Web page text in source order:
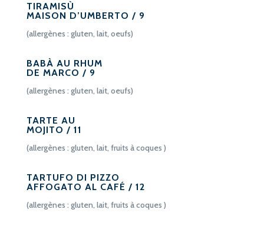
TIRAMISÙ
MAISON D’UMBERTO / 9
(allergènes : gluten, lait, oeufs)
BABÀ AU RHUM
DE MARCO / 9
(allergènes : gluten, lait, oeufs)
TARTE AU
MOJITO / 11
(allergènes : gluten, lait, fruits à coques )
TARTUFO DI PIZZO
AFFOGATO AL CAFÉ / 12
(allergènes : gluten, lait, fruits à coques )